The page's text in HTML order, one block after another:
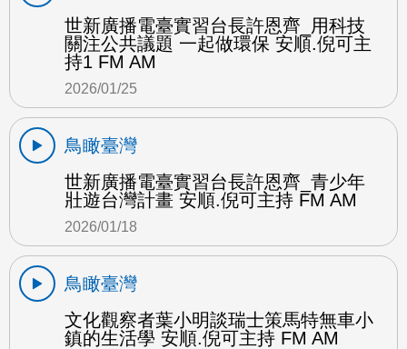
世新廣播電臺實習台長許恩齊_用科技
關注公共議題 一起做環保 安順.倪可主
持1 FM AM
2026/01/25
鳥瞰臺灣
世新廣播電臺實習台長許恩齊_青少年
壯遊台灣計畫 安順.倪可主持 FM AM
2026/01/18
鳥瞰臺灣
文化觀察者葉小明談瑞士策馬特無車小
鎮的生活學 安順.倪可主持 FM AM